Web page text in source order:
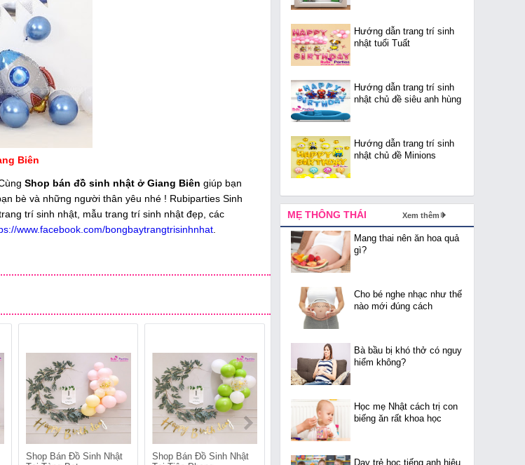
Biên
Shop bán đồ sinh nhật ở Giang Biên giúp bạn
bè và những người thân yêu nhé ! Rubiparties Sinh
trí sinh nhật, mẫu trang trí sinh nhật đẹp, các
www.facebook.com/bongbaytrangtrisinhnhat
Shop Bán Đồ Sinh Nhật
Shop Bán Đồ Sinh Nhật
Shop Bán Đồ Sinh Nhật
Shop Bán Đồ Sinh Nhật
Hướng dẫn trang trí sinh
nhật tuổi Tuất
Hướng dẫn trang trí sinh
nhật chủ đề siêu anh hùng
Hướng dẫn trang trí sinh
nhật chủ đề Minions
MẸ THÔNG THÁI Xem thêm
Mang thai nên ăn hoa quả
gì?
Cho bé nghe nhạc như thế
nào mới đúng cách
Bà bầu bị khó thở có nguy
hiểm không?
Học mẹ Nhật cách trị con
biếng ăn rất khoa học
Dạy trẻ học tiếng anh hiệu